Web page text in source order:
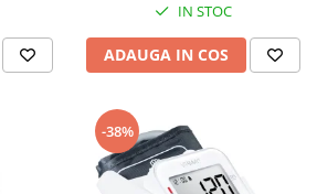
IN STOC
ADAUGA IN COS
-38%